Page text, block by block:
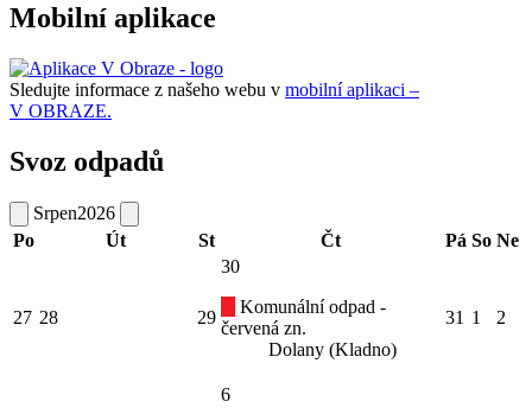
Mobilní aplikace
Sledujte informace z našeho webu v mobilní aplikaci –
V OBRAZE.
Svoz odpadů
Srpen2026
Po
Út St Čt Pá So Ne
27 28 29
30
Komunální odpad -
červená zn.
Dolany (Kladno)
31 1 2
6